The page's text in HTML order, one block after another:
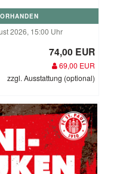
2026, 15:00 Uhr
74,00 EUR
69,00 EUR
zzgl. Ausstattung (optional)